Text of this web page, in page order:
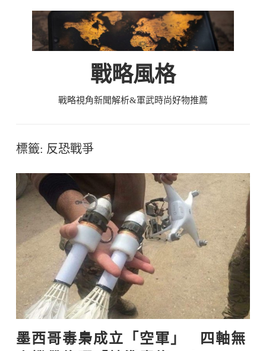
戰略風格
戰略視角新聞解析&軍武時尚好物推薦
標籤: 反恐戰爭
墨西哥毒梟成立「空軍」   四軸無